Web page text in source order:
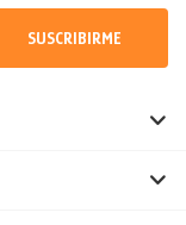
SUSCRIBIRME